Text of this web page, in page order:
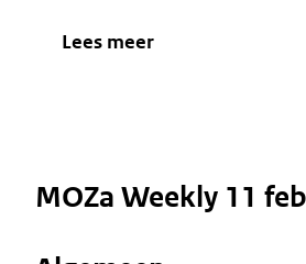
Lees meer
MOZa Weekly 11